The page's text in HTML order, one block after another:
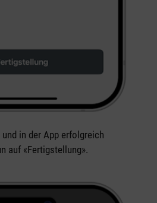
in der App erfolgreich
auf «Fertigstellung».